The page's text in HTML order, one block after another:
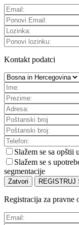
Kontakt podatci
Slažem se sa opštii
Slažem se s
segmentacije
Zatvori REGISTRUJ
Registracija za pravne